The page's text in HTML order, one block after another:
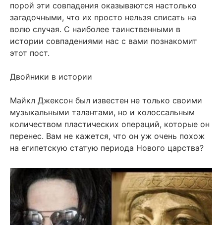
порой эти совпадения оказываются настолько
загадочными, что их просто нельзя списать на
волю случая. С наиболее таинственными в
истории совпадениями нас с вами познакомит
этот пост.
Двойники в истории
Майкл Джексон был известен не только своими
музыкальными талантами, но и колоссальным
количеством пластических операций, которые он
перенес. Вам не кажется, что он уж очень похож
на египетскую статую периода Нового царства?